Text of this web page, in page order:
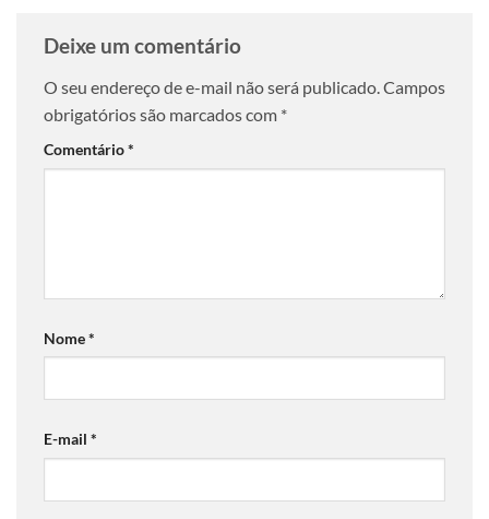
Deixe um comentário
O seu endereço de e-mail não será publicado. Campos
obrigatórios são marcados com *
Comentário*
Nome*
E-mail *